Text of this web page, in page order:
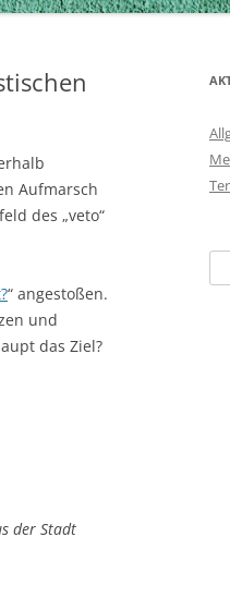
Aufmarsch
des „veto“
“ angestoßen.
und
das Ziel?
der Stadt